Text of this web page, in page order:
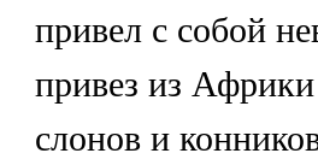
привел с собой
привез из
слонов и